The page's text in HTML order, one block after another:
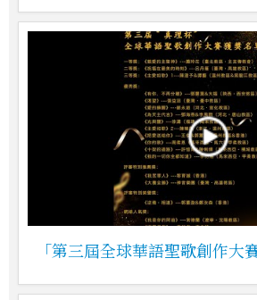
「第三屆全球華語聖歌創作大